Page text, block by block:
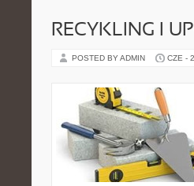
RECYKLING I
POSTED BY ADMIN CZE -